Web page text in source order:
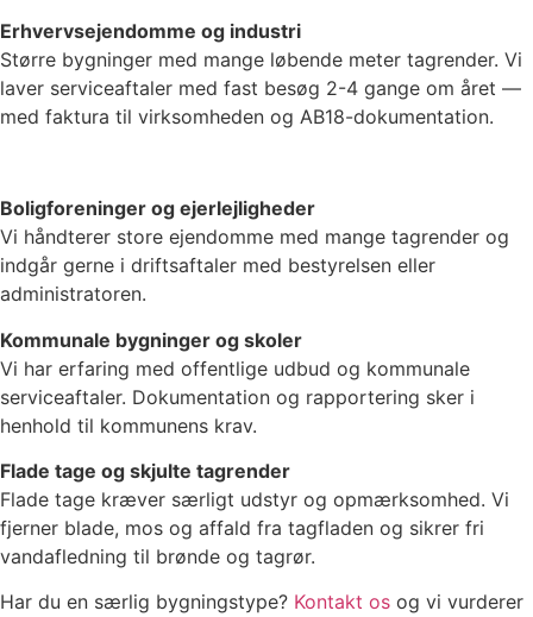
Erhvervsejendomme og industri
Større bygninger med mange løbende meter tagrender. Vi
laver serviceaftaler med fast besøg 2-4 gange om året —
med faktura til virksomheden og AB18-dokumentation.
Boligforeninger og ejerlejligheder
Vi håndterer store ejendomme med mange tagrender og
indgår gerne i driftsaftaler med bestyrelsen eller
administratoren.
Kommunale bygninger og skoler
Vi har erfaring med offentlige udbud og kommunale
serviceaftaler. Dokumentation og rapportering sker i
henhold til kommunens krav.
Flade tage og skjulte tagrender
Flade tage kræver særligt udstyr og opmærksomhed. Vi
fjerner blade, mos og affald fra tagfladen og sikrer fri
vandafledning til brønde og tagrør.
Har du en særlig bygningstype? Kontakt os og vi vurderer